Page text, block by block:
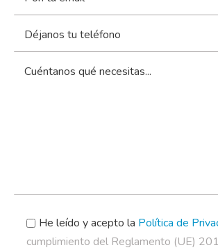
He leído y acepto la Política de
cumplimiento del Reglamento (UE)